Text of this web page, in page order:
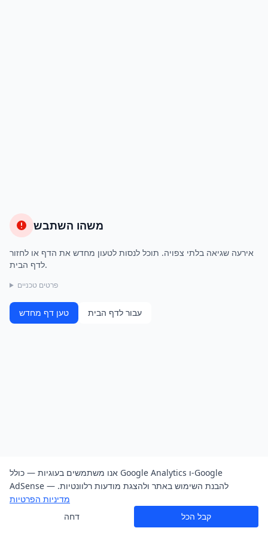
משהו השתבש
אירעה שגיאה בלתי צפויה. תוכל לנסות לטעון מחדש את הדף או לחזור
לדף הבית.
פרטים טכניים
טען דף מחדש עבור לדף הבית
אנו משתמשים בעוגיות — כולל Google Analytics ו-Google
AdSense — להבנת השימוש באתר ולהצגת מודעות רלוונטיות.
מדיניות הפרטיות
דחה
קבל הכל